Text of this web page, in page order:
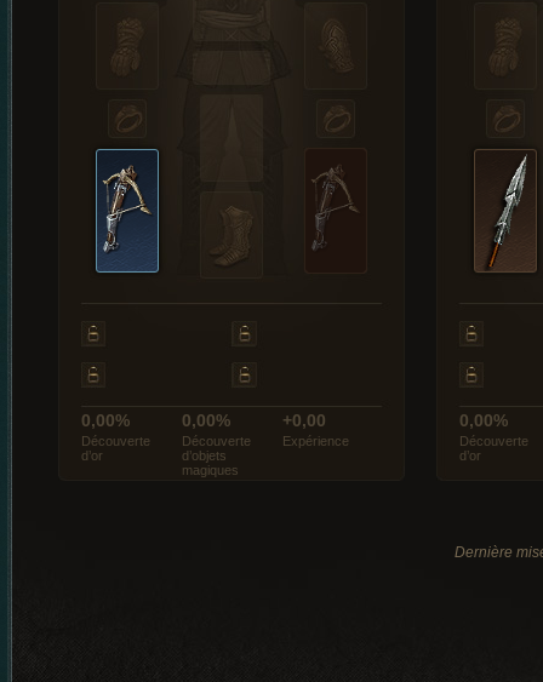
0,00%
Découverte
d’or
0,00%
Découverte
d’objets
magiques
+0,00
Expérience
0,00%
Découverte
d’or
Dernière